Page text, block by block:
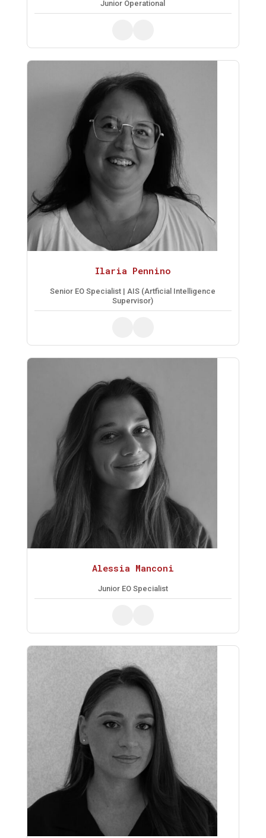
Junior Operational
Ilaria Pennino
Senior EO Specialist | AIS (Artficial Intelligence
Supervisor)
Alessia Manconi
Junior EO Specialist